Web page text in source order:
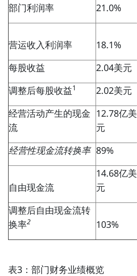
部门利润率 21.0%
营运收入利润率 18.1%
每股收益
2.04美元
调整后每股收益1 2.02美元
经营活动产生的现金
流
12.78亿美
元
经营性现金流转换率 89%
自由现金流
14.68亿美
元
调整后自由现金流转
换率2 103%
表3：部门财务业绩概览